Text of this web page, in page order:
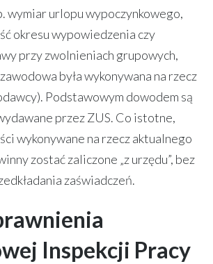
wymiar urlopu wypoczynkowego,
okresu wypowiedzenia czy
przy zwolnieniach grupowych,
była wykonywana na rzecz
Podstawowym dowodem są
przez ZUS. Co istotne,
wykonywane na rzecz aktualnego
zostać zaliczone „z urzędu”, bez
zaświadczeń.
Inspekcji Pracy